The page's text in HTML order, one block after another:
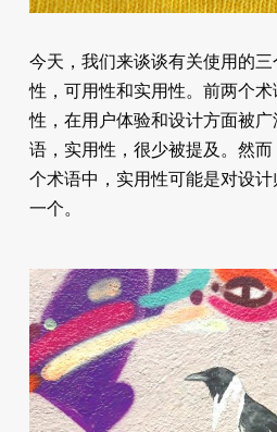
今天，我们来谈谈有关使用的
性，可用性和实用性。前两个
性，在用户体验和设计方面被
语，实用性，很少被提及。然
个术语中，实用性可能是对设
一个。